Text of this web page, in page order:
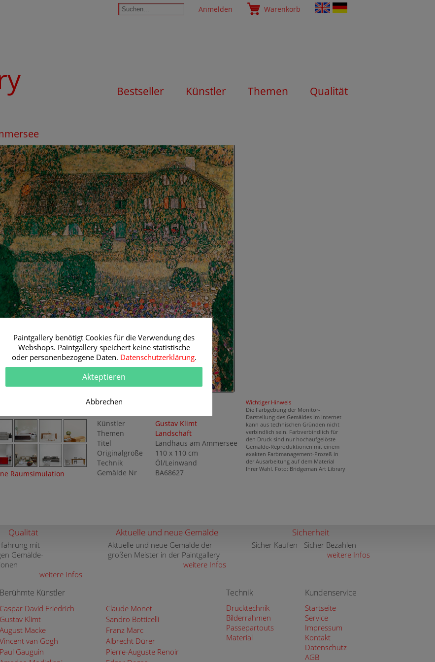
Anmelden Warenkorb
Bestseller Künstler Themen Qualität
Simulation
Raumsimulation
Originalgemälde
Künstler
Gustav Klimt
Themen
Landschaft
Titel
Landhaus am Ammersee
Originalgröße
110 x 110 cm
Technik
Öl/Leinwand
Gemälde Nr
BA68627
Wichtiger Hinweis
Die Farbgebung der Monitor-
Darstellung des Gemäldes im Internet
kann aus technischen Gründen nicht
verbindlich sein. Farbverbindlich für
den Druck sind nur hochaufgelöste
Gemälde-Reproduktionen mit einem
exakten Farbmanagement-Prozeß in
der Ausarbeitung auf dem Material
Ihrer Wahl. Foto: Bridgeman Art Library
Qualität
mit
Gemälde-
weitere Infos
Aktuelle und neue Gemälde
Aktuelle und neue Gemälde der
großen Meister in der Paintgallery
weitere Infos
Sicherheit
Sicher Kaufen - Sicher Bezahlen
weitere Infos
Berühmte Künstler
Caspar David Friedrich
Claude Monet
Gustav Klimt
Sandro Botticelli
August Macke
Franz Marc
Vincent van Gogh
Albrecht Dürer
Paul Gauguin
Pierre-Auguste Renoir
Technik
Drucktechnik
Bilderrahmen
Passepartouts
Material
Kundenservice
Startseite
Service
Impressum
Kontakt
Datenschutz
AGB
Paintgallery benötigt Cookies für die Verwendung des
Webshops. Paintgallery speichert keine statistische
oder personenbezogene Daten. Datenschutzerklärung.
Akteptieren
Abbrechen